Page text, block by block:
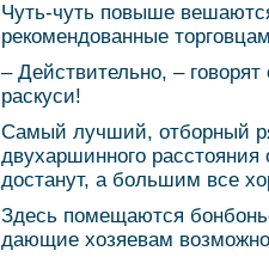
Чуть-чуть повыше
рекомендованные
– Действительно, –
раскуси!
Самый лучший, отборный
двухаршинного
достанут, а большим все
Здесь помещаются
дающие хозяевам